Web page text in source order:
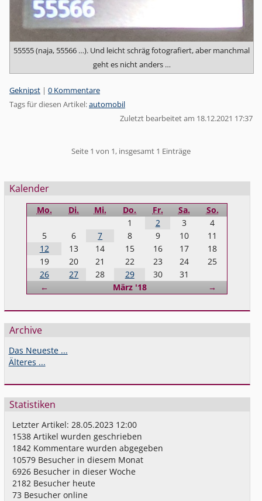
55555 (naja, 55566 …). Und leicht schräg fotografiert, aber manchmal
geht es nicht anders …
Kategorien:
Geknipst | 0 Kommentare
Tags für diesen Artikel:automobil
Zuletzt bearbeitet am 18.12.2021 17:37
Seite 1 von 1, insgesamt 1 Einträge
Seitenleiste
Kalender
Mo. Di. Mi. Do. Fr. Sa. So.
← März '18 Vorwärts
→
1 2 3
4
5
6 7 8 9 10
11
12
13 14 15 16 17
18
19
20 21 22 23 24
25
26
27 28 29 30 31
Archive
Das Neueste ...
Älteres ...
Statistiken
Letzter Artikel:28.05.2023 12:00
1538 Artikel wurden geschrieben
1842 Kommentare wurden abgegeben
10579 Besucher in diesem Monat
6926 Besucher in dieser Woche
2182 Besucher heute
73 Besucher online